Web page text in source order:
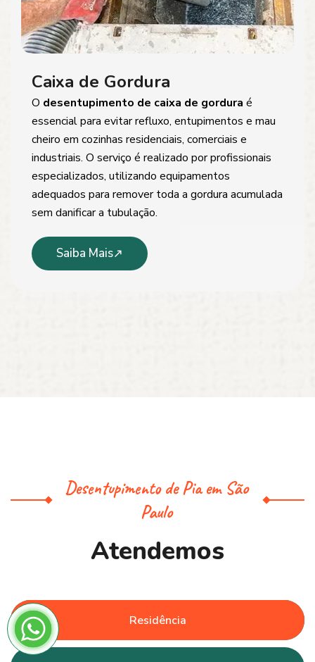
Caixa de Gordura
O desentupimento de caixa de gordura é
essencial para evitar refluxo, entupimentos e mau
cheiro em cozinhas residenciais, comerciais e
industriais. O serviço é realizado por profissionais
especializados, utilizando equipamentos
adequados para remover toda a gordura acumulada
sem danificar a tubulação.
Saiba Mais
Desentupimento de Pia em São
Paulo
Atendemos
Residência